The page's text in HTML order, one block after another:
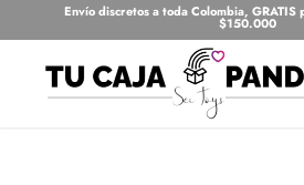
Envío discretos a toda Colombia, GRATIS
$150.000